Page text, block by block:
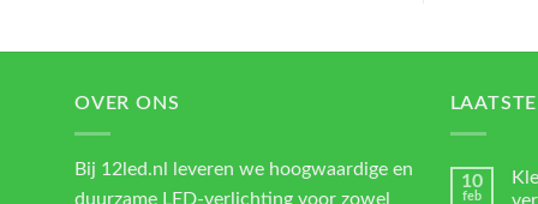
OVER ONS
Bij 12led.nl leveren we hoogwaardige en
duurzame LED-verlichting voor zowel
10
feb